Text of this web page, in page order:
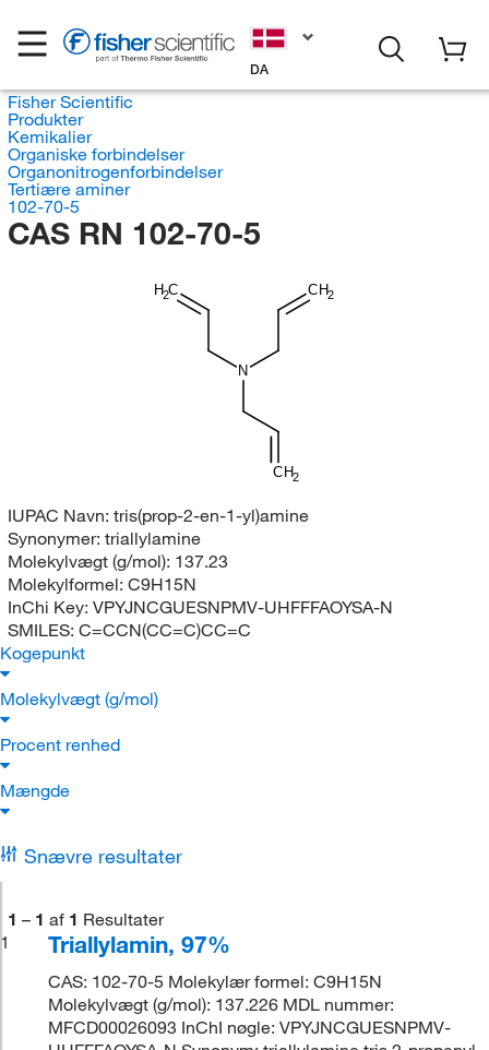
DA
Fisher Scientific
Produkter
Kemikalier
Organiske forbindelser
Organonitrogenforbindelser
Tertiære aminer
102-70-5
CAS RN 102-70-5
CH2
N
H2C CH2
IUPAC Navn: tris(prop-2-en-1-yl)amine
Synonymer: triallylamine
Molekylvægt (g/mol): 137.23
Molekylformel: C9H15N
InChi Key: VPYJNCGUESNPMV-UHFFFAOYSA-N
SMILES: C=CCN(CC=C)CC=C
Kogepunkt
Molekylvægt (g/mol)
Procent renhed
Mængde
Snævre resultater
1 – 1 af 1 Resultater
1
Triallylamin, 97%
CAS: 102-70-5 Molekylær formel: C9H15N
Molekylvægt (g/mol): 137.226 MDL nummer:
MFCD00026093 InChI nøgle: VPYJNCGUESNPMV-